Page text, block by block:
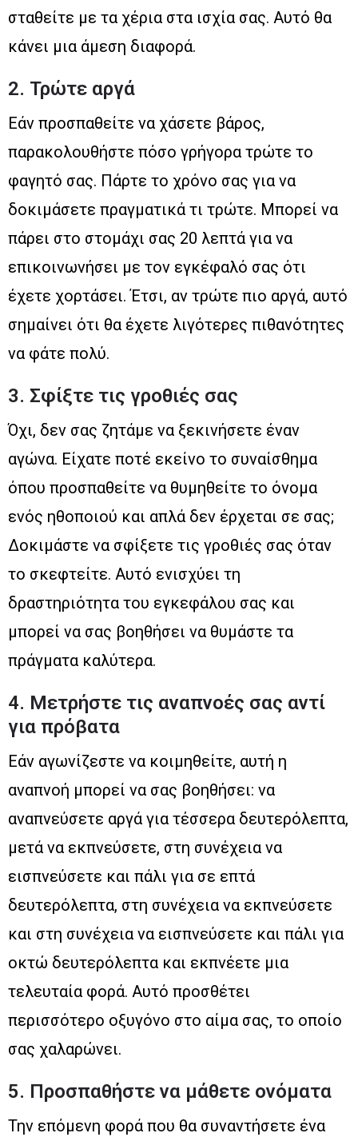
σταθείτε με τα χέρια στα ισχία σας. Αυτό θα
κάνει μια άμεση διαφορά.
2. Τρώτε αργά
Εάν προσπαθείτε να χάσετε βάρος,
παρακολουθήστε πόσο γρήγορα τρώτε το
φαγητό σας. Πάρτε το χρόνο σας για να
δοκιμάσετε πραγματικά τι τρώτε. Μπορεί να
πάρει στο στομάχι σας 20 λεπτά για να
επικοινωνήσει με τον εγκέφαλό σας ότι
έχετε χορτάσει. Έτσι, αν τρώτε πιο αργά, αυτό
σημαίνει ότι θα έχετε λιγότερες πιθανότητες
να φάτε πολύ.
3. Σφίξτε τις γροθιές σας
Όχι, δεν σας ζητάμε να ξεκινήσετε έναν
αγώνα. Είχατε ποτέ εκείνο το συναίσθημα
όπου προσπαθείτε να θυμηθείτε το όνομα
ενός ηθοποιού και απλά δεν έρχεται σε σας;
Δοκιμάστε να σφίξετε τις γροθιές σας όταν
το σκεφτείτε. Αυτό ενισχύει τη
δραστηριότητα του εγκεφάλου σας και
μπορεί να σας βοηθήσει να θυμάστε τα
πράγματα καλύτερα.
4. Μετρήστε τις αναπνοές σας αντί
για πρόβατα
Εάν αγωνίζεστε να κοιμηθείτε, αυτή η
αναπνοή μπορεί να σας βοηθήσει: να
αναπνεύσετε αργά για τέσσερα δευτερόλεπτα,
μετά να εκπνεύσετε, στη συνέχεια να
εισπνεύσετε και πάλι για σε επτά
δευτερόλεπτα, στη συνέχεια να εκπνεύσετε
και στη συνέχεια να εισπνεύσετε και πάλι για
οκτώ δευτερόλεπτα και εκπνέετε μια
τελευταία φορά. Αυτό προσθέτει
περισσότερο οξυγόνο στο αίμα σας, το οποίο
σας χαλαρώνει.
5. Προσπαθήστε να μάθετε ονόματα
Την επόμενη φορά που θα συναντήσετε ένα